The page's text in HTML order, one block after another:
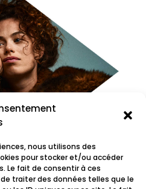
nous utilisons des
pour stocker et/ou accéder
Le fait de consentir à ces
traiter des données telles que le